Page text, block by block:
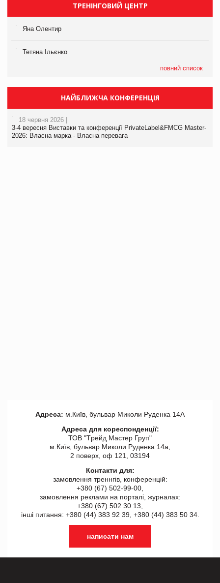
ТРЕНІНГОВИЙ ЦЕНТР
Яна Олентир
Тетяна Ільєнко
повний список
НАЙБЛИЖЧА КОНФЕРЕНЦІЯ
18 червня 2026 |
3-4 вересня Виставки та конференції PrivateLabel&FMCG Master-
2026: Власна марка - Власна перевага
Адреса: м.Київ, бульвар Миколи Руденка 14А
Адреса для кореспонденції:
ТОВ "Tрейд Мастер Груп"
м.Київ, бульвар Миколи Руденка 14а,
2 поверх, оф 121, 03194
Контакти для:
замовлення треннгів, конференцій:
+380 (67) 502-99-00,
замовлення реклами на порталі, журналах:
+380 (67) 502 30 13,
інші питання: +380 (44) 383 92 39, +380 (44) 383 50 34.
написати нам